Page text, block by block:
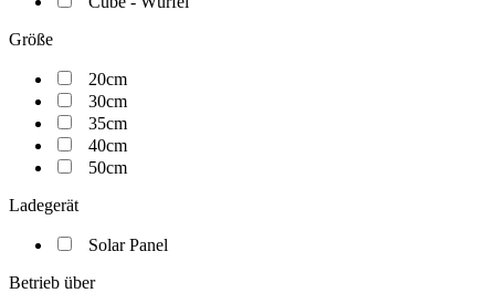
Größe
20cm
30cm
35cm
40cm
50cm
Ladegerät
Solar Panel
Betrieb über